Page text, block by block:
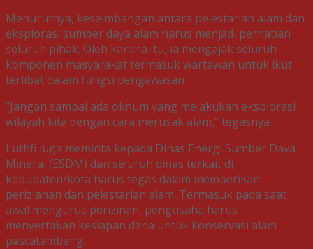
Menurutnya, keseimbangan antara pelestarian alam dan
eksplorasi sumber daya alam harus menjadi perhatian
seluruh pihak. Oleh karena itu, ia mengajak seluruh
komponen masyarakat termasuk wartawan untuk ikut
terlibat dalam fungsi pengawasan.
“Jangan sampai ada oknum yang melakukan eksplorasi
wilayah kita dengan cara merusak alam,” tegasnya.
Luthfi juga meminta kepada Dinas Energi Sumber Daya
Mineral (ESDM) dan seluruh dinas terkait di
kabupaten/kota harus tegas dalam memberikan
perizianan dan pelestarian alam. Termasuk pada saat
awal mengurus perizinan, pengusaha harus
menyertakan kesiapan dana untuk konservasi alam
pascatambang.